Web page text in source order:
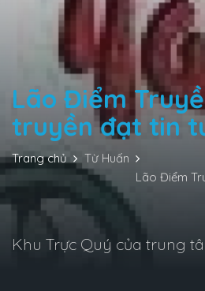
Lão Điểm
truyền đạt tin
Trang chủ
Từ Huấn
Lão Điểm
Khu Trực Quý của trung